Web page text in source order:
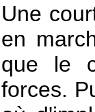
Une
en
que le
forces.